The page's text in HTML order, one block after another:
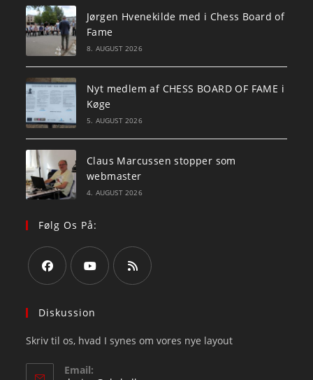
Jørgen Hvenekilde med i Chess Board of
Fame
8. AUGUST 2026
Nyt medlem af CHESS BOARD OF FAME i
Køge
5. AUGUST 2026
Claus Marcussen stopper som
webmaster
4. AUGUST 2026
Følg Os På:
in
new
tab
in
new
new
Diskussion
Skriv til os, hvad I synes om vores nye layout
Email: